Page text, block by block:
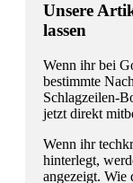
Unsere
lassen
Wenn ihr bei
bestimmte
Schlagzeilen-
jetzt direkt
Wenn ihr
hinterlegt,
angezeigt. Wie